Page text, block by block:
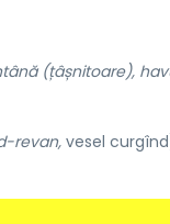
(țâșnitoare),
revan, vesel